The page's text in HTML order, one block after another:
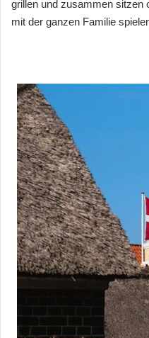
grillen und zusammen sitzen
mit der ganzen Familie